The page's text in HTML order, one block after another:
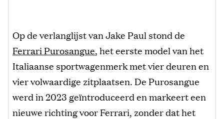
Op de verlanglijst van Jake Paul stond de
Ferrari Purosangue, het eerste model van het
Italiaanse sportwagenmerk met vier deuren en
vier volwaardige zitplaatsen. De Purosangue
werd in 2023 geïntroduceerd en markeert een
nieuwe richting voor Ferrari, zonder dat het